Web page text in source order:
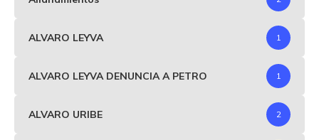
ALVARO LEYVA 1
ALVARO LEYVA DENUNCIA A PETRO 1
ALVARO URIBE 2